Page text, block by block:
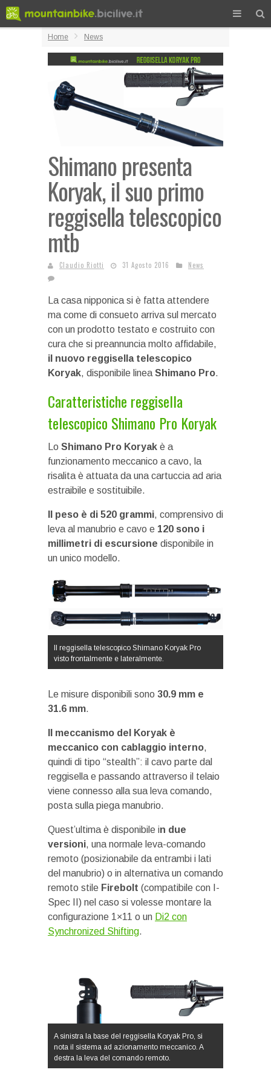
Home News
Shimano presenta
Koryak, il suo primo
reggisella telescopico
mtb
Claudio Riotti 31 Agosto 2016 News
La casa nipponica si è fatta attendere
ma come di consueto arriva sul mercato
con un prodotto testato e costruito con
cura che si preannuncia molto affidabile,
il nuovo reggisella telescopico
Koryak, disponibile linea Shimano Pro.
Caratteristiche reggisella
telescopico Shimano Pro Koryak
Lo Shimano Pro Koryak è a
funzionamento meccanico a cavo, la
risalita è attuata da una cartuccia ad aria
estraibile e sostituibile.
Il peso è di 520 grammi, comprensivo di
leva al manubrio e cavo e 120 sono i
millimetri di escursione disponibile in
un unico modello.
Il reggisella telescopico Shimano Koryak Pro
visto frontalmente e lateralmente.
Le misure disponibili sono 30.9 mm e
31.6 mm.
Il meccanismo del Koryak è
meccanico con cablaggio interno,
quindi di tipo “stealth”: il cavo parte dal
reggisella e passando attraverso il telaio
viene connesso alla sua leva comando,
posta sulla piega manubrio.
Quest’ultima è disponibile in due
versioni, una normale leva-comando
remoto (posizionabile da entrambi i lati
del manubrio) o in alternativa un comando
remoto stile Firebolt (compatibile con I-
Spec II) nel caso si volesse montare la
configurazione 1×11 o un Di2 con
Synchronized Shifting.
A sinistra la base del reggisella Koryak Pro, si
nota il sistema ad azionamento meccanico. A
destra la leva del comando remoto.